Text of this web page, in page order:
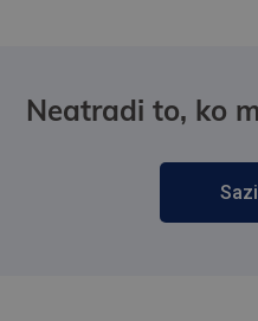
Neatradi to, ko